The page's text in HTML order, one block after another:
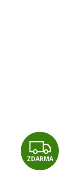
Z
D
ZDARMA